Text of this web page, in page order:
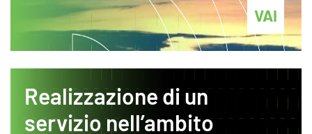
VAI
Realizzazione di un
servizio nell’ambito